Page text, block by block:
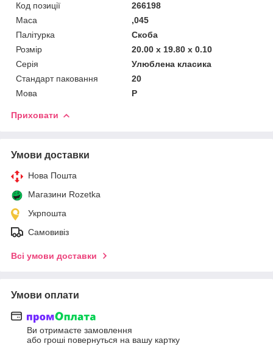
Код позиції
266198
Маса
,045
Палітурка
Скоба
Розмір
20.00 x 19.80 x 0.10
Серія
Улюблена класика
Стандарт паковання
20
Мова
Р
Приховати
Умови доставки
Нова Пошта
Магазини Rozetka
Укрпошта
Самовивіз
Всі умови доставки
Умови оплати
Ви отримаєте замовлення
або гроші повернуться на вашу картку